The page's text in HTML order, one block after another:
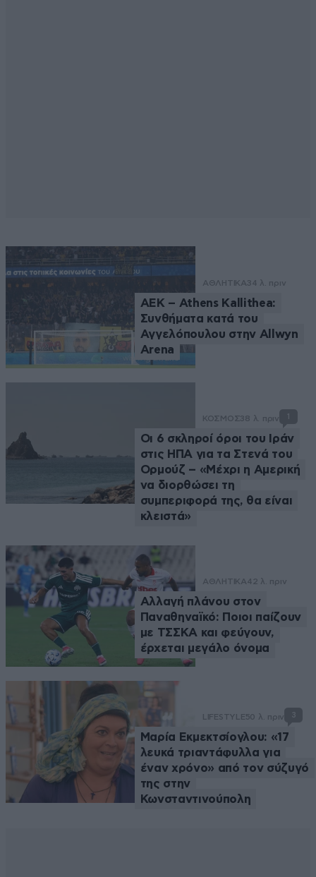
ΑΘΛΗΤΙΚΑ34 λ. πριν
ΑΕΚ – Athens Kallithea:
Συνθήματα κατά του
Αγγελόπουλου στην Allwyn
Arena
ΚΟΣΜΟΣ38 λ. πριν 1
Οι 6 σκληροί όροι του Ιράν
στις ΗΠΑ για τα Στενά του
Ορμούζ – «Μέχρι η Αμερική
να διορθώσει τη
συμπεριφορά της, θα είναι
κλειστά»
ΑΘΛΗΤΙΚΑ42 λ. πριν
Αλλαγή πλάνου στον
Παναθηναϊκό: Ποιοι παίζουν
με ΤΣΣΚΑ και φεύγουν,
έρχεται μεγάλο όνομα
LIFESTYLE50 λ. πριν 3
Μαρία Εκμεκτσίογλου: «17
λευκά τριαντάφυλλα για
έναν χρόνο» από τον σύζυγό
της στην
Κωνσταντινούπολη